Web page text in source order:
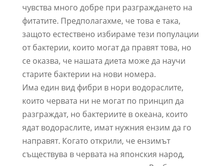
чувства много добре при разграждането на
фитатите. Предполагахме, че това е така,
защото естествено избираме тези популации
от бактерии, които могат да правят това, но
се оказва, че нашата диета може да научи
старите бактерии на нови номера.
Има един вид фибри в нори водораслите,
които червата ни не могат по принцип да
разграждат, но бактериите в океана, които
ядат водораслите, имат нужния ензим да го
направят. Когато открили, че ензимът
съществува в червата на японския народ,